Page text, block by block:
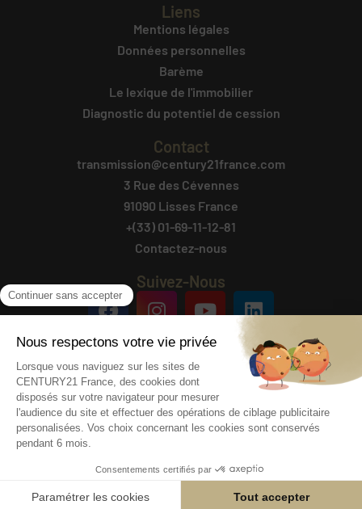
Liens
Mentions légales
Données personnelles
Barème
Le lexique de l'immobilier
Diagnostic du potentiel de cession
Contact
transmission@century21france.com
3 Rue des Cévennes
91090 Lisses France
+(33) 01-69-11-12-81
Contactez-nous
Suivez-Nous
Agencesimmobilieresavendre.fr
est un site d'annonces
d'agences immobilières créé
par CENTURY 21.
@ 2025 AGENCES